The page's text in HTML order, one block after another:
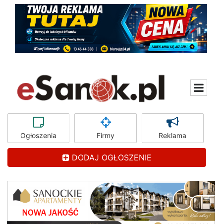
Ogłoszenia Firmy Reklama
DODAJ OGŁOSZENIE